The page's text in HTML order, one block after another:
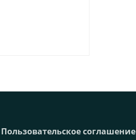
Пользовательское соглашение